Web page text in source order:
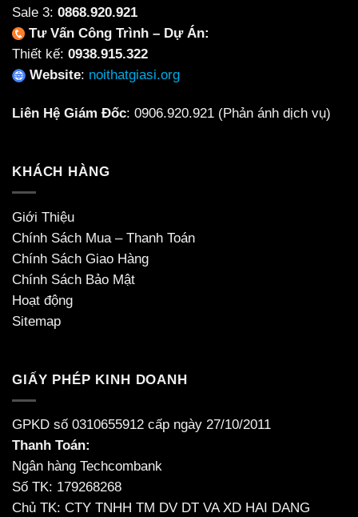
Sale 3: 0868.920.921
Tư Vấn Công Trình – Dự Án:
Thiết kế: 0938.915.322
Website: noithatgiasi.org
Liên Hệ Giám Đốc: 0906.920.921 (Phản ánh dịch vụ)
KHÁCH HÀNG
Giới Thiệu
Chính Sách Mua – Thanh Toán
Chính Sách Giao Hàng
Chính Sách Bảo Mật
Hoạt động
Sitemap
GIẤY PHÉP KINH DOANH
GPKD số 0310655912 cấp ngày 27/10/2011
Thanh Toán:
Ngân hàng Techcombank
Số TK: 179268268
Chủ TK: CTY TNHH TM DV DT VA XD HAI DANG